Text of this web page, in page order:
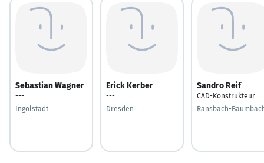
Sebastian Wagner
---
Ingolstadt
Erick Kerber
---
Dresden
Sandro Reif
CAD-Konstrukteur
Ransbach-